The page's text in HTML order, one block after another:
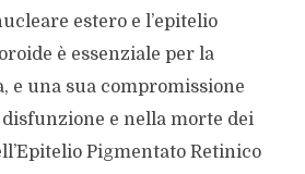
estero e l’epitelio
è essenziale per la
e una sua compromissione
e nella morte dei
Pigmentato Retinico